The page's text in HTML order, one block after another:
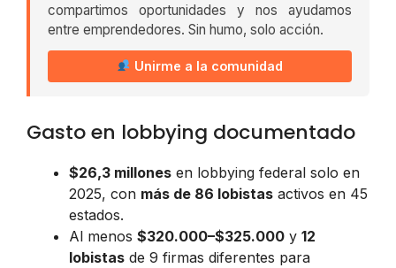
compartimos oportunidades y nos ayudamos
entre emprendedores. Sin humo, solo acción.
Unirme a la comunidad
Gasto en lobbying documentado
$26,3 millones en lobbying federal solo en
2025, con más de 86 lobistas activos en 45
estados.
Al menos $320.000–$325.000 y 12
lobistas de 9 firmas diferentes para